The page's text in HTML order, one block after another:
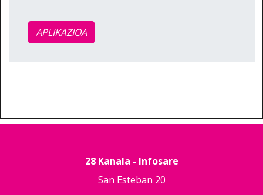
APLIKAZIOA
28 Kanala - Infosare
San Esteban 20